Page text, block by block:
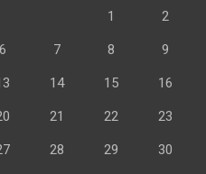
1 2
6 7 8 9
14 15 16
21 22 23
28 29 30